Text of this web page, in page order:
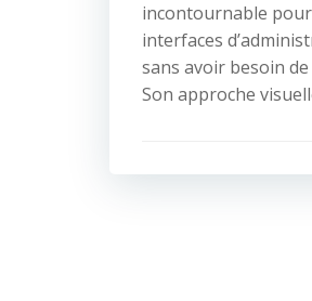
incontournable
interfaces
sans avoir besoin
Son approche